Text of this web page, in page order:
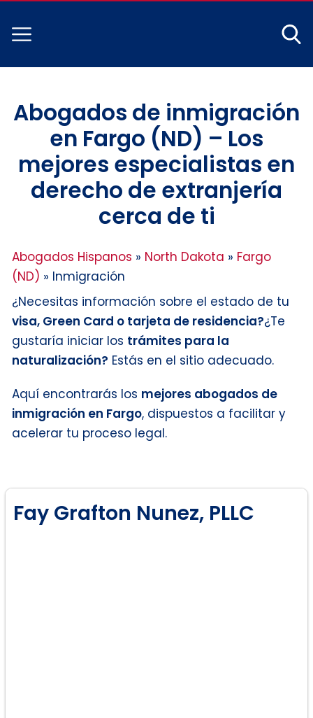
Abogados de inmigración
en Fargo (ND) – Los
mejores especialistas en
derecho de extranjería
cerca de ti
Abogados Hispanos » North Dakota » Fargo
(ND) » Inmigración
¿Necesitas información sobre el estado de tu
visa, Green Card o tarjeta de residencia?¿Te
gustaría iniciar los trámites para la
naturalización? Estás en el sitio adecuado.
Aquí encontrarás los mejores abogados de
inmigración en Fargo, dispuestos a facilitar y
acelerar tu proceso legal.
Fay Grafton Nunez, PLLC